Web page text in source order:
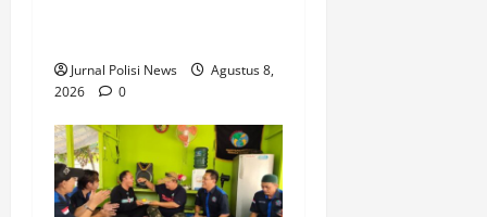
Jurnal Polisi News
Agustus 8,
2026
0